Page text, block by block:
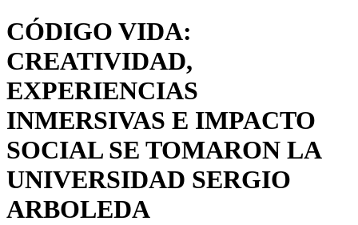
CÓDIGO VIDA:
CREATIVIDAD,
EXPERIENCIAS
INMERSIVAS E IMPACTO
SOCIAL SE TOMARON LA
UNIVERSIDAD SERGIO
ARBOLEDA